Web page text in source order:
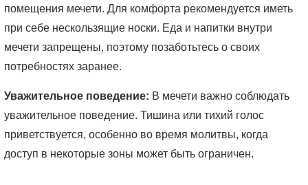
помещения мечети. Для комфорта рекомендуется иметь
при себе нескользящие носки. Еда и напитки внутри
мечети запрещены, поэтому позаботьтесь о своих
потребностях заранее.
Уважительное поведение: В мечети важно соблюдать
уважительное поведение. Тишина или тихий голос
приветствуется, особенно во время молитвы, когда
доступ в некоторые зоны может быть ограничен.